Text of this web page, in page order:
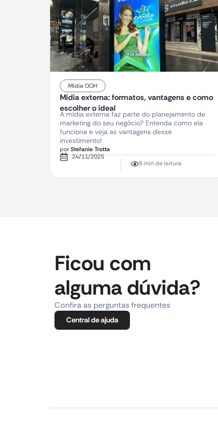
Mídia OOH
Mídia externa: formatos, vantagens e como
escolher o ideal
A mídia externa faz parte do planejamento de
marketing do seu negócio? Entenda como ela
funciona e veja as vantagens desse
investimento!
porStefanie Trotta
24/11/2025
9 min de leitura
Ficou com
alguma dúvida?
Confira as perguntas frequentes
Central de ajuda